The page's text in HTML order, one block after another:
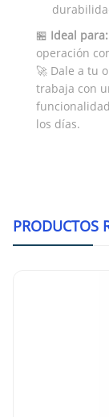
🏪 Ideal para:
operación
🚀 Dale a tu
trabaja con
los días.
PRODUCTOS